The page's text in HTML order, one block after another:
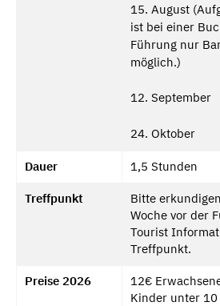
15. August
ist bei einer
Führung nur
möglich.)
12. September
24. Oktober
Dauer 1,5 Stunden
Treffpunkt
Bitte
Woche vor der
Tourist
Treffpunkt.
Preise 2026
12€
Kinder unter